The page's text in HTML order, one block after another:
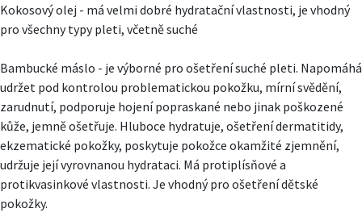
Kokosový olej - má velmi dobré hydratační vlastnosti, je vhodný
pro všechny typy pleti, včetně suché
Bambucké máslo - je výborné pro ošetření suché pleti. Napomáhá
udržet pod kontrolou problematickou pokožku, mírní svědění,
zarudnutí, podporuje hojení popraskané nebo jinak poškozené
kůže, jemně ošetřuje. Hluboce hydratuje, ošetření dermatitidy,
ekzematické pokožky, poskytuje pokožce okamžité zjemnění,
udržuje její vyrovnanou hydrataci. Má protiplísňové a
protikvasinkové vlastnosti. Je vhodný pro ošetření dětské
pokožky.